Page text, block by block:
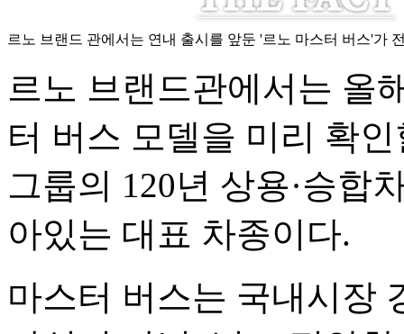
르노 브랜드 관에서는 연내 출시를 앞둔 '르노 마스터 버스'가
르노 브랜드관에서는 올
터 버스 모델을 미리 확
그룹의 120년 상용·승합
아있는 대표 차종이다.
마스터 버스는 국내시장